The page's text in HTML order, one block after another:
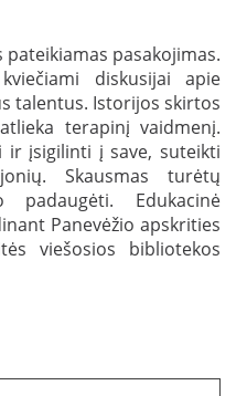
pasakojimas.
diskusijai apie
talentus. Istorijos skirtos
terapinį vaidmenį.
ir įsigilinti į save, suteikti
Skausmas turėtų
padaugėti. Edukacinė
Panevėžio apskrities
viešosios bibliotekos